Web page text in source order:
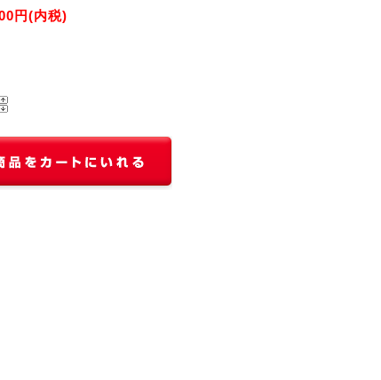
円(内税)